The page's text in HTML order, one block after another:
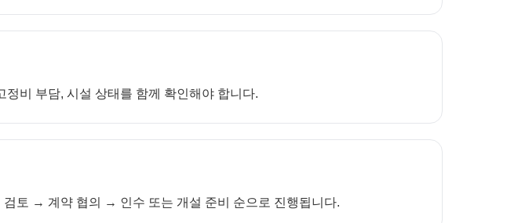
비 부담, 시설 상태를 함께 확인해야 합니다.
토 → 계약 협의 → 인수 또는 개설 준비 순으로 진행됩니다.